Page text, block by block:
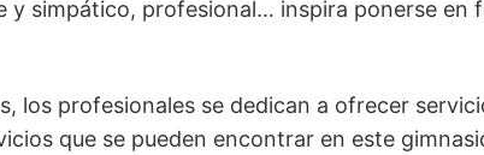
y simpático, profesional… inspira ponerse en
los profesionales se dedican a ofrecer
que se pueden encontrar en este